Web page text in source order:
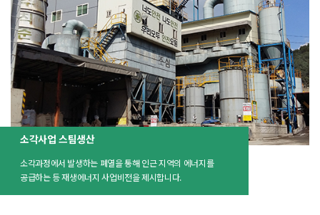
소각사업 스팀생산
소각과정에서 발생하는 폐열을 통해 인근 지역의 에너지를
공급하는 등 재생에너지 사업비전을 제시합니다.